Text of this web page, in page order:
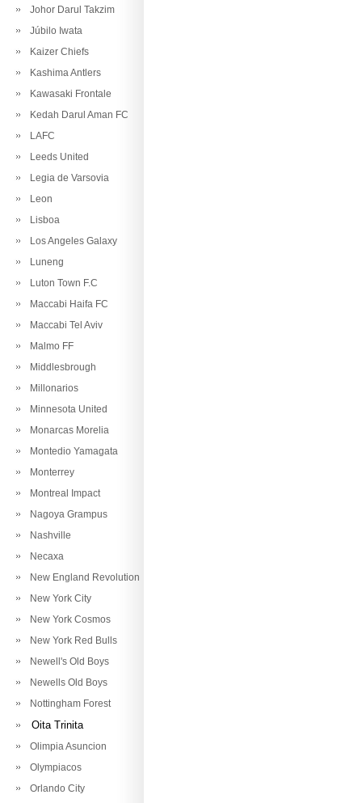
Johor Darul Takzim
Júbilo Iwata
Kaizer Chiefs
Kashima Antlers
Kawasaki Frontale
Kedah Darul Aman FC
LAFC
Leeds United
Legia de Varsovia
Leon
Lisboa
Los Angeles Galaxy
Luneng
Luton Town F.C
Maccabi Haifa FC
Maccabi Tel Aviv
Malmo FF
Middlesbrough
Millonarios
Minnesota United
Monarcas Morelia
Montedio Yamagata
Monterrey
Montreal Impact
Nagoya Grampus
Nashville
Necaxa
New England Revolution
New York City
New York Cosmos
New York Red Bulls
Newell's Old Boys
Newells Old Boys
Nottingham Forest
Oita Trinita
Olimpia Asuncion
Olympiacos
Orlando City